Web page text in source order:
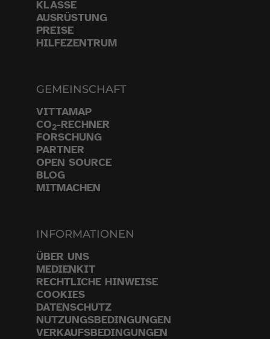
KLASSE
AUSRÜSTUNG
PREISE
HILFEZENTRUM
GEMEINSCHAFT
VITTAMAP
CO2-RECHNER
FORSCHUNG
PARTNER
OPEN SOURCE
BLOG
MITMACHEN
INFORMATIONEN
ÜBER UNS
MEDIENKIT
RECHTLICHE HINWEISE
COOKIES
DATENSCHUTZ
NUTZUNGSBEDINGUNGEN
VERKAUFSBEDINGUNGEN